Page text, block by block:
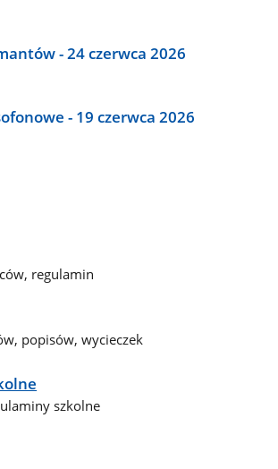
- 24 czerwca 2026
- 19 czerwca 2026
regulamin
popisów, wycieczek
szkolne